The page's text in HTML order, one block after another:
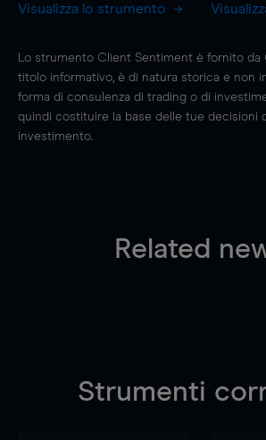
Visualizza lo strumento
Lo strumento Client Sentiment è fornito da
titolo informativo, è di natura storica e non
forma di consulenza di trading o di
quindi costituire la base delle tue decisioni
investimento.
Related
Strumenti